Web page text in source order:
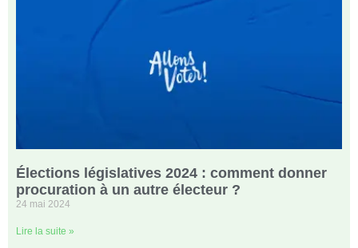
Élections législatives 2024 : comment donner
procuration à un autre électeur ?
24 mai 2024
Lire la suite »